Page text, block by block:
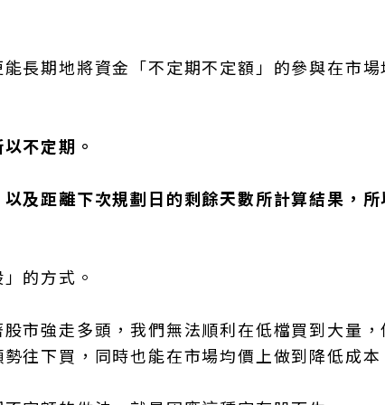
長期地將資金「不定期不定額」的參與在市場
不定期。
及距離下次規劃日的剩餘天數所計算結果，所
的方式。
市強走多頭，我們無法順利在低檔買到大量，
往下買，同時也能在市場均價上做到降低成本